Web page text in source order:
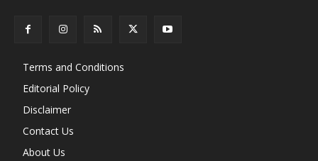
Terms and Conditions
Editorial Policy
Disclaimer
Contact Us
About Us